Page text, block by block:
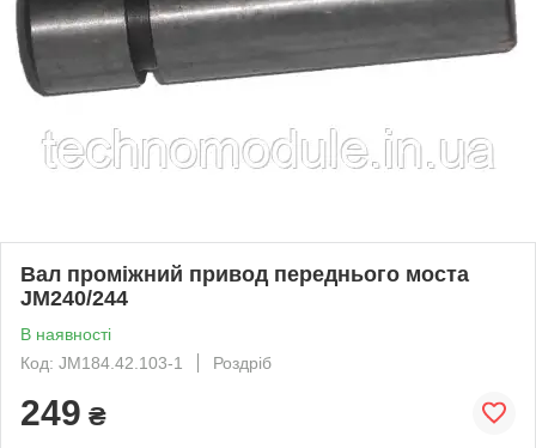
Вал проміжний привод переднього моста
JM240/244
В наявності
Код: JM184.42.103-1
Роздріб
249 ₴